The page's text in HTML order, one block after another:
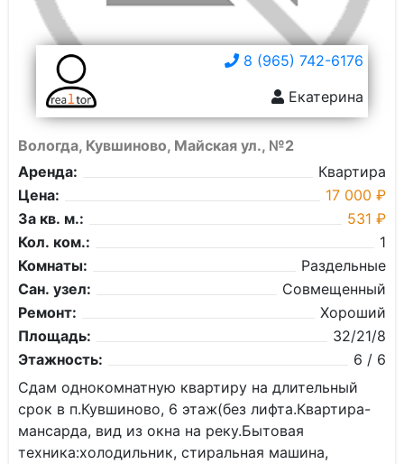
8 (965) 742-6176
Екатерина
Вологда, Кувшиново, Майская ул., №2
Аренда:
Квартира
Цена:
17 000 ₽
За кв. м.:
531 ₽
Кол. ком.:
1
Комнаты:
Раздельные
Сан. узел:
Совмещенный
Ремонт:
Хороший
Площадь:
32/21/8
Этажность:
6 / 6
Сдам однокомнатную квартиру на длительный
срок в п.Кувшиново, 6 этаж(без лифта.Квартира-
мансарда, вид из окна на реку.Бытовая
техника:холодильник, стиральная машина,